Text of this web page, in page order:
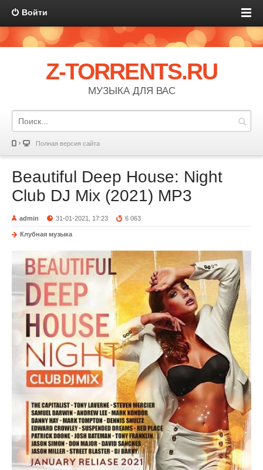
Войти
Z-TORRENTS.RU
МУЗЫКА ДЛЯ ВАС
Полная версия сайта
Beautiful Deep House: Night
Club DJ Mix (2021) MP3
admin 31-01-2021, 17:23 6 063
Клубная музыка